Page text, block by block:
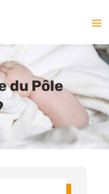
du Pôle